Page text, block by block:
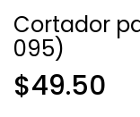
Cortador
095)
$49.50